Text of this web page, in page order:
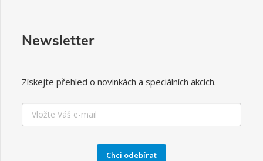
Newsletter
Získejte přehled o novinkách a speciálních akcích.
Chci odebírat